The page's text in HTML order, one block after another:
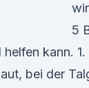
5
kann.
bei der